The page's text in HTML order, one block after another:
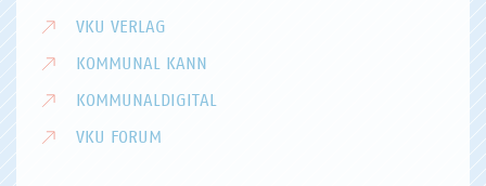
VKU VERLAG
KOMMUNAL KANN
KOMMUNALDIGITAL
VKU FORUM